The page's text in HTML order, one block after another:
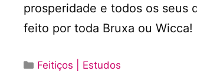
prosperidade e todos os seus
feito por toda Bruxa ou Wicca!
Categorias
Feitiços | Estudos